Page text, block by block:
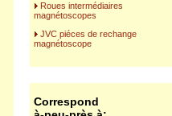
Roues intermédiaires
magnétoscopes
JVC piéces de rechange
magnétoscope
Correspond